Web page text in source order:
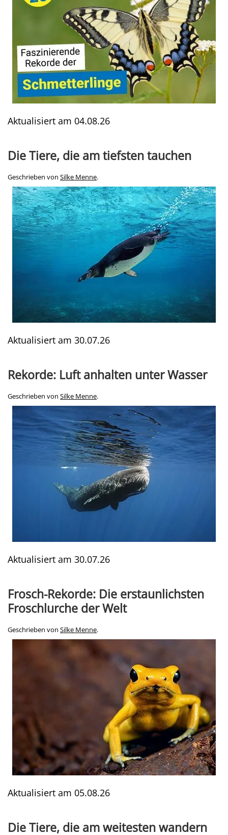
Aktualisiert am 04.08.26
Die Tiere, die am tiefsten tauchen
Geschrieben von Silke Menne.
Aktualisiert am 30.07.26
Rekorde: Luft anhalten unter Wasser
Geschrieben von Silke Menne.
Aktualisiert am 30.07.26
Frosch-Rekorde: Die erstaunlichsten
Froschlurche der Welt
Geschrieben von Silke Menne.
Aktualisiert am 05.08.26
Die Tiere, die am weitesten wandern